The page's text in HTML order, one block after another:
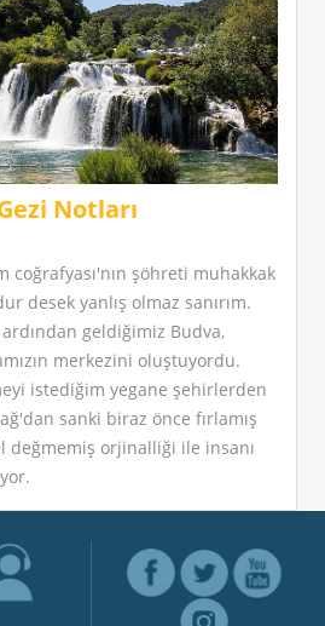
Notları
coğrafyası'nın şöhreti muhakkak
desek yanlış olmaz sanırım.
geldiğimiz Budva,
merkezini oluştuyordu.
istediğim yegane şehirlerden
sanki biraz önce fırlamış
değmemiş orjinalliği ile insanı